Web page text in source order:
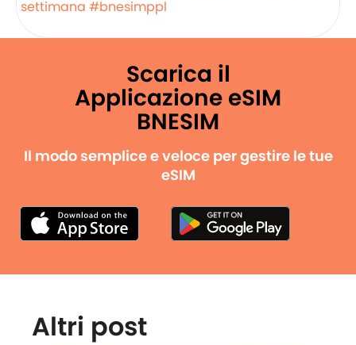
settimana #bnesimppl
Scarica il
Applicazione eSIM
BNESIM
Il modo semplice e veloce per gestire le tue
eSIM
Altri post